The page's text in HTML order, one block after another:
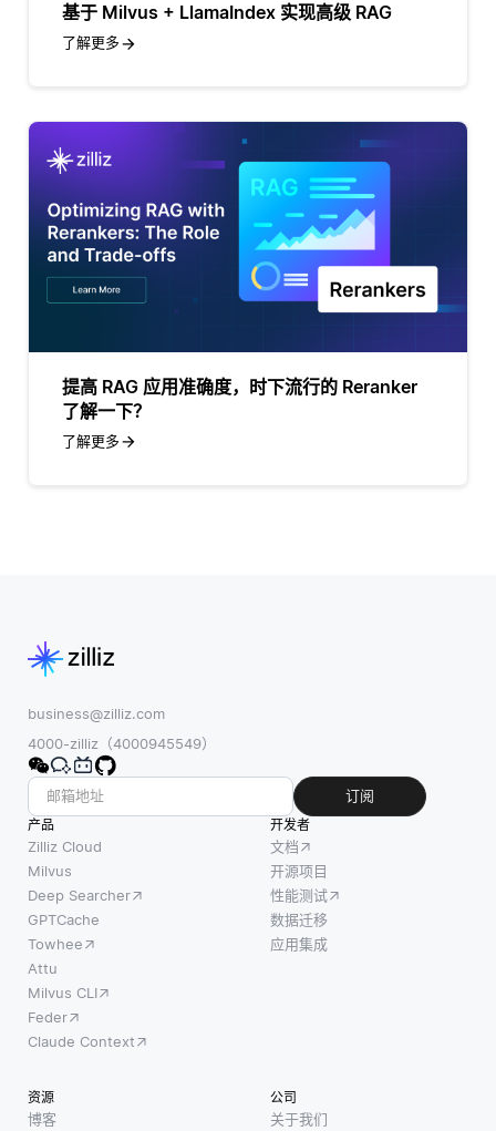
基于 Milvus + LlamaIndex 实现高级 RAG
了解更多
提高 RAG 应用准确度，时下流行的 Reranker
了解一下？
了解更多
business@zilliz.com
4000-zilliz（4000945549）
订阅
产品
Zilliz Cloud
Milvus
Deep Searcher
GPTCache
Towhee
Attu
Milvus CLI
Feder
Claude Context
开发者
文档
开源项目
性能测试
数据迁移
应用集成
资源
博客
公司
关于我们